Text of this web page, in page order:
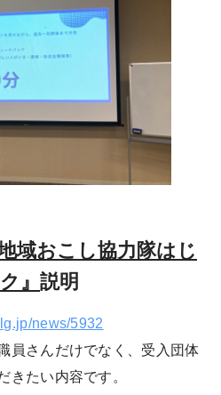
域おこし協力隊はじ
』 説明
news/5932
員さんだけでなく、受入団体
きたい内容です。